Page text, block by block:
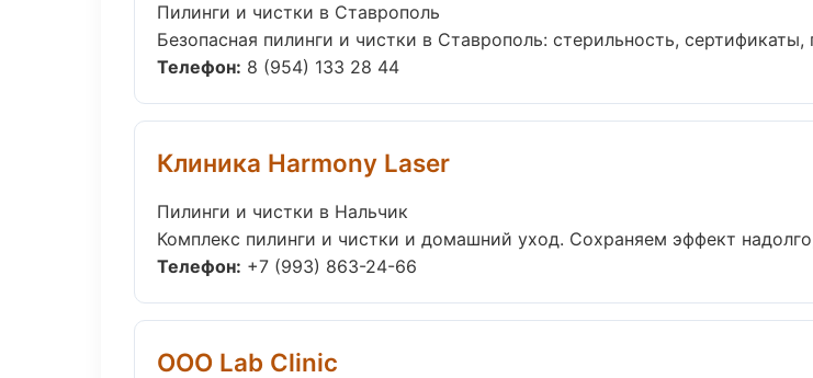
Пилинги и чистки в Ставрополь
Безопасная пилинги и чистки в Ставрополь: стерильность,
Телефон: 8 (954) 133 28 44
Клиника Harmony Laser
Пилинги и чистки в Нальчик
Комплекс пилинги и чистки и домашний уход. Сохраняем эффект
Телефон: +7 (993) 863-24-66
ООО Lab Clinic